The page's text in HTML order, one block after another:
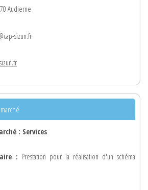
Audierne
sizun.fr
: Services
: Prestation pour la réalisation d'un schéma